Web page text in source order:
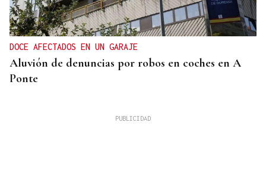
DOCE AFECTADOS EN UN GARAJE
Aluvión de denuncias por robos en coches en A
Ponte